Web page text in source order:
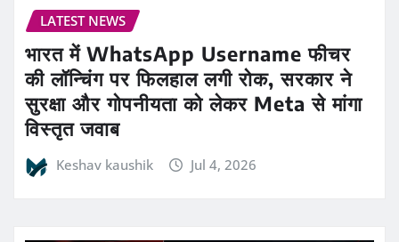
LATEST NEWS
भारत में WhatsApp Username फीचर
की लॉन्चिंग पर फिलहाल लगी रोक, सरकार ने
सुरक्षा और गोपनीयता को लेकर Meta से मांगा
विस्तृत जवाब
Keshav kaushik Jul 4, 2026